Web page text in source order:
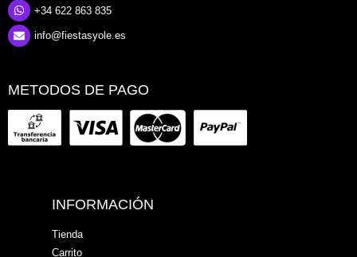
+34 622 863 835
info@fiestasyole.es
METODOS DE PAGO
INFORMACIÓN
Tienda
Carrito